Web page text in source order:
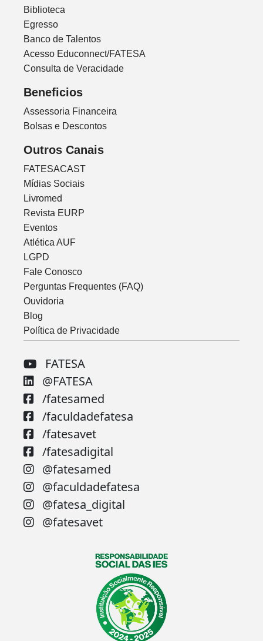
Biblioteca
Egresso
Banco de Talentos
Acesso Educonnect/FATESA
Consulta de Veracidade
Beneficios
Assessoria Financeira
Bolsas e Descontos
Outros Canais
FATESACAST
Mídias Sociais
Livromed
Revista EURP
Eventos
Atlética AUF
LGPD
Fale Conosco
Perguntas Frequentes (FAQ)
Ouvidoria
Blog
Política de Privacidade
FATESA
@FATESA
/fatesamed
/faculdadefatesa
/fatesavet
/fatesadigital
@fatesamed
@faculdadefatesa
@fatesa_digital
@fatesavet